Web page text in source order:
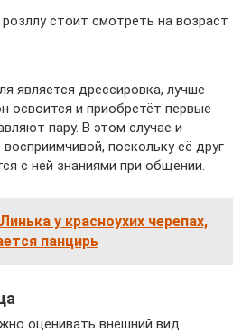
розллу стоит смотреть на возраст
является дрессировка, лучше
освоится и приобретёт первые
пару. В этом случае и
поскольку её друг
с ней знаниями при общении.
Линька у красноухих черепах,
панцирь
оценивать внешний вид.